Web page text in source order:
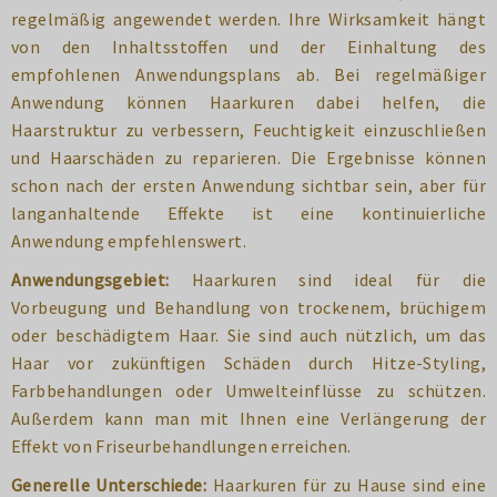
regelmäßig angewendet werden. Ihre Wirksamkeit hängt
von den Inhaltsstoffen und der Einhaltung des
empfohlenen Anwendungsplans ab. Bei regelmäßiger
Anwendung können Haarkuren dabei helfen, die
Haarstruktur zu verbessern, Feuchtigkeit einzuschließen
und Haarschäden zu reparieren. Die Ergebnisse können
schon nach der ersten Anwendung sichtbar sein, aber für
langanhaltende Effekte ist eine kontinuierliche
Anwendung empfehlenswert.
Anwendungsgebiet: Haarkuren sind ideal für die
Vorbeugung und Behandlung von trockenem, brüchigem
oder beschädigtem Haar. Sie sind auch nützlich, um das
Haar vor zukünftigen Schäden durch Hitze-Styling,
Farbbehandlungen oder Umwelteinflüsse zu schützen.
Außerdem kann man mit Ihnen eine Verlängerung der
Effekt von Friseurbehandlungen erreichen.
Generelle Unterschiede: Haarkuren für zu Hause sind eine